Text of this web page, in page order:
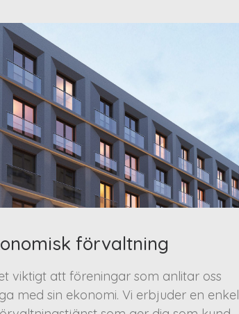
förvaltning
viktigt att föreningar som anlitar oss
med sin ekonomi. Vi erbjuder en enkel